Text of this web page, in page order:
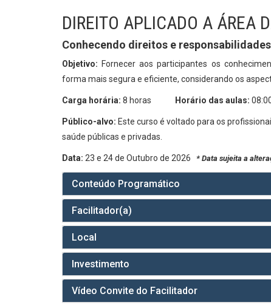
DIREITO APLICADO A ÁREA
Conhecendo direitos e
Objetivo: Fornecer aos participantes os
forma mais segura e eficiente, considerando os
Carga horária: 8 horas Horário das aulas:
Público-alvo: Este curso é voltado para os
saúde públicas e privadas.
Data: 23 e 24 de Outubro de 2026 * Data sujeita a
Conteúdo Programático
Facilitador(a)
Local
Investimento
Vídeo Convite do Facilitador